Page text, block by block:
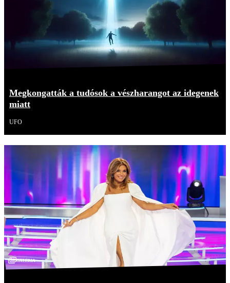
Megkongatták a tudósok a vészharangot az idegenek
miatt
UFO
Galéria